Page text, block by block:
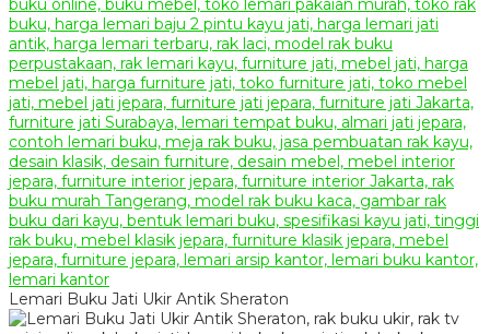
Lemari Buku Jati Ukir Antik Sheraton